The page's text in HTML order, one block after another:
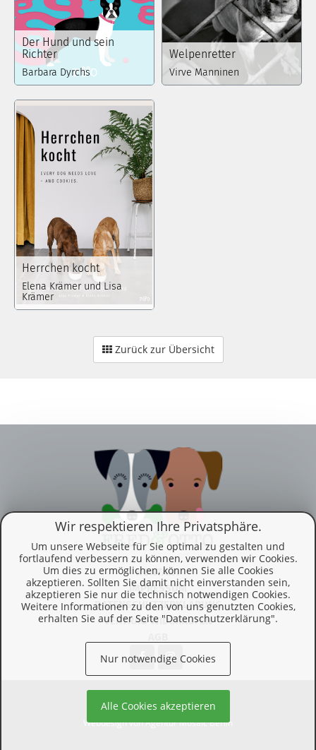
Wir respektieren Ihre Privatsphäre.
Um unsere Webseite für Sie optimal zu gestalten und
fortlaufend verbessern zu können, verwenden wir Cookies.
Um dies zu ermöglichen, können Sie alle Cookies
akzeptieren. Sollten Sie damit nicht einverstanden sein,
akzeptieren Sie nur die technisch notwendigen Cookies.
Weitere Informationen zu den von uns genutzten Cookies,
erhalten Sie auf der Seite "Datenschutzerklärung".
Nur notwendige Cookies
Alle Cookies akzeptieren
Der Hund und sein
Richter
Barbara Dyrchs
Welpenretter
Virve Manninen
Herrchen kocht
Elena Krämer und Lisa
Krämer
Zurück zur Übersicht
KONTAKT
IMPRESSUM
DATENSCHUTZERKLÄRUNG
VERTRAG WIDERRUFEN
Webdesign von Agentur Mosaic Berlin